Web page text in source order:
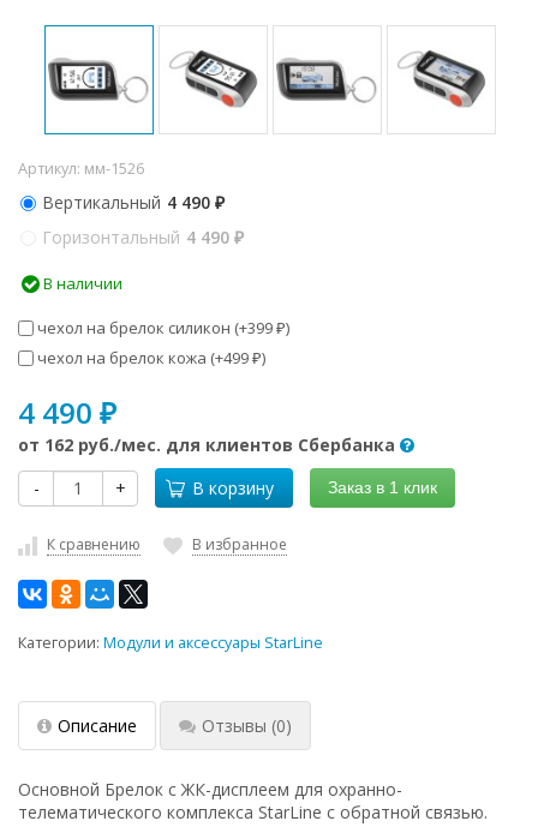
Артикул: мм-1526
Вертикальный 4 490 ₽
Горизонтальный 4 490 ₽
В наличии
чехол на брелок силикон (+399 ₽)
чехол на брелок кожа (+499 ₽)
4 490 ₽
от 162 руб./мес. для клиентов Сбербанка
-
+ В корзину Заказ в 1 клик
К сравнению В избранное
Категории: Модули и аксессуары StarLine
Описание Отзывы (0)
Основной Брелок с ЖК-дисплеем для охранно-
телематического комплекса StarLine с обратной связью.